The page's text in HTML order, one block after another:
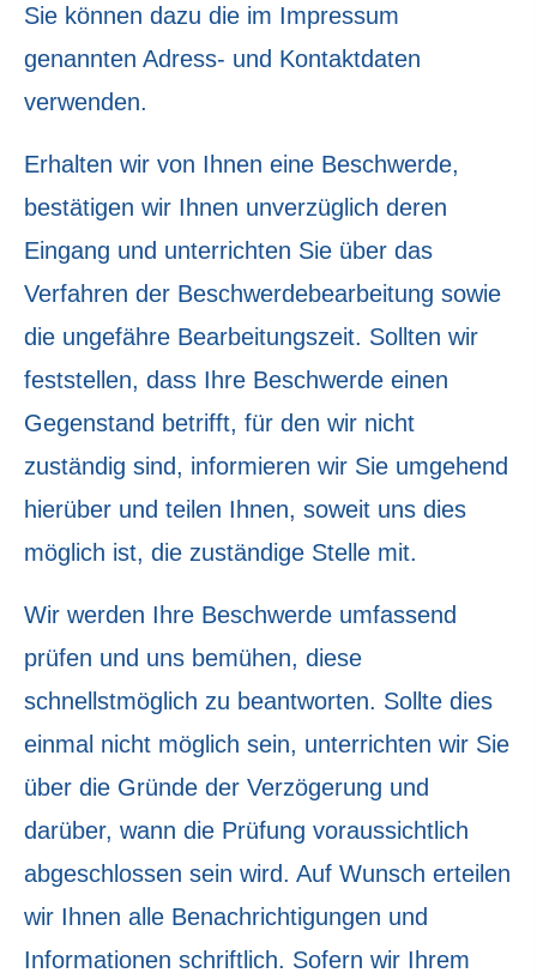
Sie können dazu die im Impressum
genannten Adress- und Kontaktdaten
verwenden.
Erhalten wir von Ihnen eine Beschwerde,
bestätigen wir Ihnen unverzüglich deren
Eingang und unterrichten Sie über das
Verfahren der Beschwerdebearbeitung sowie
die ungefähre Bearbeitungszeit. Sollten wir
feststellen, dass Ihre Beschwerde einen
Gegenstand betrifft, für den wir nicht
zuständig sind, informieren wir Sie umgehend
hierüber und teilen Ihnen, soweit uns dies
möglich ist, die zuständige Stelle mit.
Wir werden Ihre Beschwerde umfassend
prüfen und uns bemühen, diese
schnellstmöglich zu beantworten. Sollte dies
einmal nicht möglich sein, unterrichten wir Sie
über die Gründe der Verzögerung und
darüber, wann die Prüfung voraussichtlich
abgeschlossen sein wird. Auf Wunsch erteilen
wir Ihnen alle Benachrichtigungen und
Informationen schriftlich. Sofern wir Ihrem